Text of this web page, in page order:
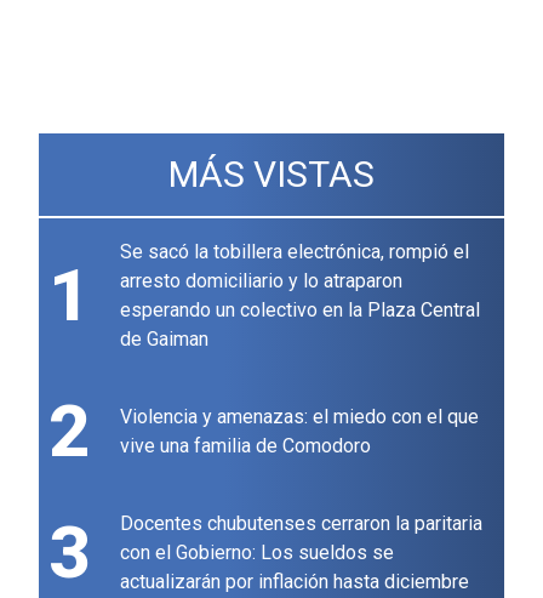
MÁS VISTAS
1
Se sacó la tobillera electrónica, rompió el
arresto domiciliario y lo atraparon
esperando un colectivo en la Plaza Central
de Gaiman
2
Violencia y amenazas: el miedo con el que
vive una familia de Comodoro
3
Docentes chubutenses cerraron la paritaria
con el Gobierno: Los sueldos se
actualizarán por inflación hasta diciembre